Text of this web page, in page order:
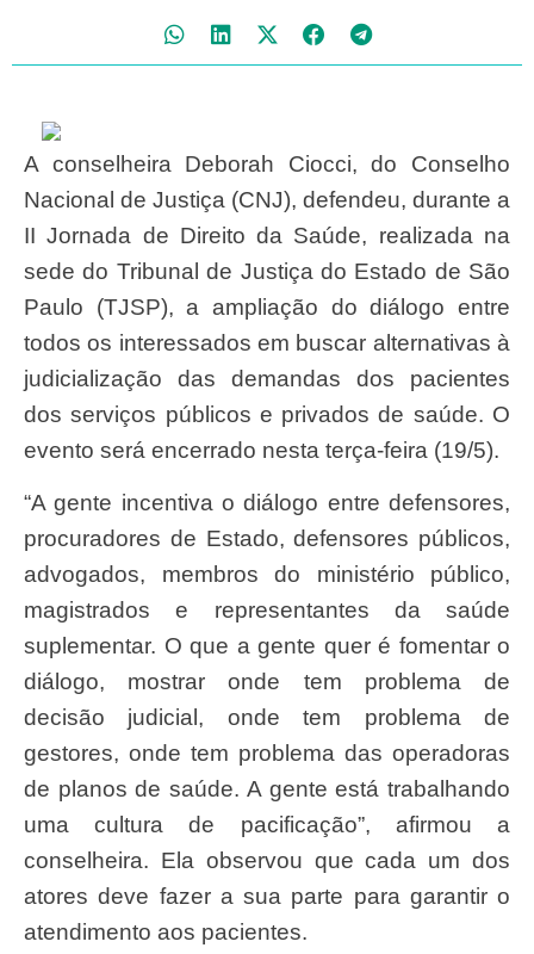
A conselheira Deborah Ciocci, do Conselho
Nacional de Justiça (CNJ), defendeu, durante a
II Jornada de Direito da Saúde, realizada na
sede do Tribunal de Justiça do Estado de São
Paulo (TJSP), a ampliação do diálogo entre
todos os interessados em buscar alternativas à
judicialização das demandas dos pacientes
dos serviços públicos e privados de saúde. O
evento será encerrado nesta terça-feira (19/5).
“A gente incentiva o diálogo entre defensores,
procuradores de Estado, defensores públicos,
advogados, membros do ministério público,
magistrados e representantes da saúde
suplementar. O que a gente quer é fomentar o
diálogo, mostrar onde tem problema de
decisão judicial, onde tem problema de
gestores, onde tem problema das operadoras
de planos de saúde. A gente está trabalhando
uma cultura de pacificação”, afirmou a
conselheira. Ela observou que cada um dos
atores deve fazer a sua parte para garantir o
atendimento aos pacientes.